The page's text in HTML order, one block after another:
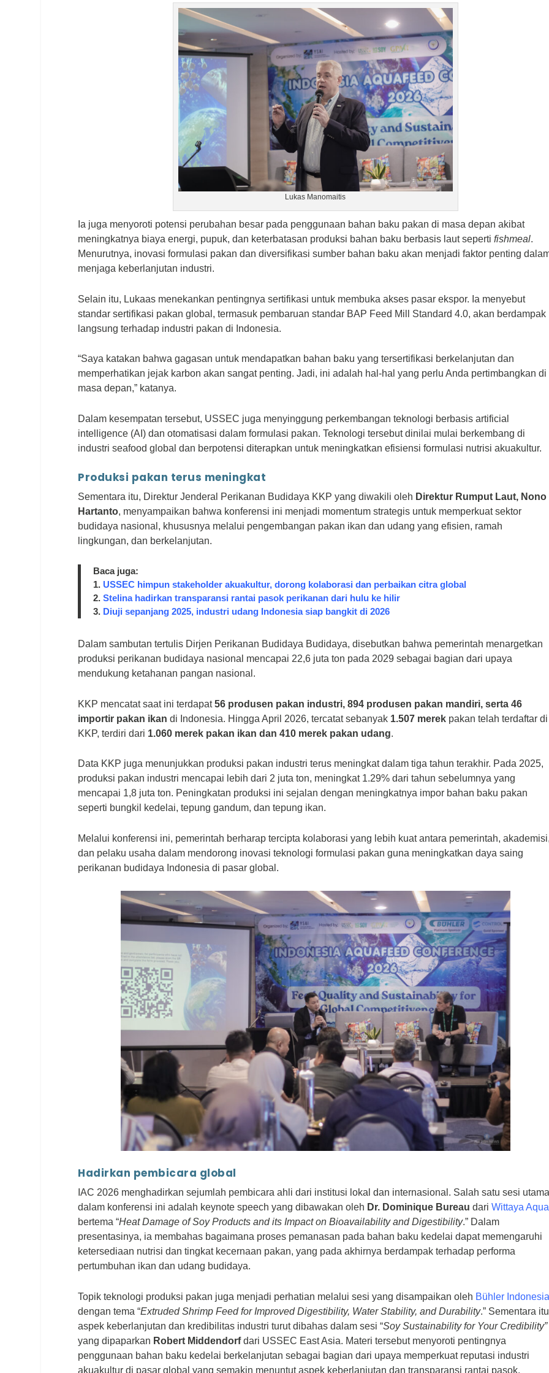
Lukas Manomaitis
Ia juga menyoroti potensi perubahan besar pada penggunaan bahan baku pakan di masa depan akibat
meningkatnya biaya energi, pupuk, dan keterbatasan produksi bahan baku berbasis laut seperti fishmeal.
Menurutnya, inovasi formulasi pakan dan diversifikasi sumber bahan baku akan menjadi faktor penting
menjaga keberlanjutan industri.
Selain itu, Lukaas menekankan pentingnya sertifikasi untuk membuka akses pasar ekspor. Ia menyebut
standar sertifikasi pakan global, termasuk pembaruan standar BAP Feed Mill Standard 4.0, akan berdampak
langsung terhadap industri pakan di Indonesia.
“Saya katakan bahwa gagasan untuk mendapatkan bahan baku yang tersertifikasi berkelanjutan dan
memperhatikan jejak karbon akan sangat penting. Jadi, ini adalah hal-hal yang perlu Anda pertimbangkan di
masa depan,” katanya.
Dalam kesempatan tersebut, USSEC juga menyinggung perkembangan teknologi berbasis artificial
intelligence (AI) dan otomatisasi dalam formulasi pakan. Teknologi tersebut dinilai mulai berkembang di
industri seafood global dan berpotensi diterapkan untuk meningkatkan efisiensi formulasi nutrisi akuakultur.
Produksi pakan terus meningkat
Sementara itu, Direktur Jenderal Perikanan Budidaya KKP yang diwakili oleh Direktur Rumput Laut, Nono
Hartanto, menyampaikan bahwa konferensi ini menjadi momentum strategis untuk memperkuat sektor
budidaya nasional, khususnya melalui pengembangan pakan ikan dan udang yang efisien, ramah
lingkungan, dan berkelanjutan.
Baca juga:
1. USSEC himpun stakeholder akuakultur, dorong kolaborasi dan perbaikan citra global
2.Stelina hadirkan transparansi rantai pasok perikanan dari hulu ke hilir
3. Diuji sepanjang 2025, industri udang Indonesia siap bangkit di 2026
Dalam sambutan tertulis Dirjen Perikanan Budidaya Budidaya, disebutkan bahwa pemerintah menargetkan
produksi perikanan budidaya nasional mencapai 22,6 juta ton pada 2029 sebagai bagian dari upaya
mendukung ketahanan pangan nasional.
KKP mencatat saat ini terdapat56 produsen pakan industri, 894 produsen pakan mandiri, serta 46
importir pakan ikan di Indonesia. Hingga April 2026, tercatat sebanyak 1.507 merek pakan telah terdaftar di
KKP, terdiri dari 1.060 merek pakan ikan dan 410 merek pakan udang.
Data KKP juga menunjukkan produksi pakan industri terus meningkat dalam tiga tahun terakhir. Pada 2025,
produksi pakan industri mencapai lebih dari 2 juta ton, meningkat 1.29% dari tahun sebelumnya yang
mencapai 1,8 juta ton. Peningkatan produksi ini sejalan dengan meningkatnya impor bahan baku pakan
seperti bungkil kedelai, tepung gandum, dan tepung ikan.
Melalui konferensi ini, pemerintah berharap tercipta kolaborasi yang lebih kuat antara pemerintah,
dan pelaku usaha dalam mendorong inovasi teknologi formulasi pakan guna meningkatkan daya saing
perikanan budidaya Indonesia di pasar global.
Hadirkan pembicara global
IAC 2026 menghadirkan sejumlah pembicara ahli dari institusi lokal dan internasional. Salah satu sesi
dalam konferensi ini adalah keynote speech yang dibawakan oleh Dr. Dominique Bureau dariWittaya Aqua
bertema “Heat Damage of Soy Products and its Impact on Bioavailability and Digestibility.” Dalam
presentasinya, ia membahas bagaimana proses pemanasan pada bahan baku kedelai dapat memengaruhi
ketersediaan nutrisi dan tingkat kecernaan pakan, yang pada akhirnya berdampak terhadap performa
pertumbuhan ikan dan udang budidaya.
Topik teknologi produksi pakan juga menjadi perhatian melalui sesi yang disampaikan oleh Bühler
dengan tema “Extruded Shrimp Feed for Improved Digestibility, Water Stability, and Durability.” Sementara
aspek keberlanjutan dan kredibilitas industri turut dibahas dalam sesi “Soy Sustainability for Your Credibility”
yang dipaparkan Robert Middendorfdari USSEC East Asia. Materi tersebut menyoroti pentingnya
penggunaan bahan baku kedelai berkelanjutan sebagai bagian dari upaya memperkuat reputasi industri
akuakultur di pasar global yang semakin menuntut aspek keberlanjutan dan transparansi rantai pasok.